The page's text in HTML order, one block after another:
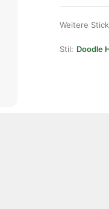
Weitere
Stil: Doodle